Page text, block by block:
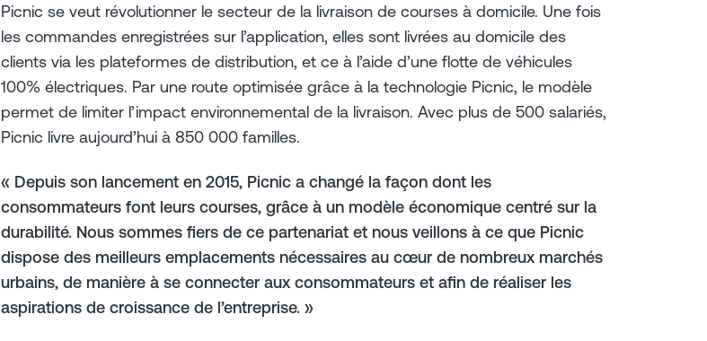
Picnic se veut révolutionner le secteur de la livraison de courses à domicile. Une fois
les commandes enregistrées sur l’application, elles sont livrées au domicile des
clients via les plateformes de distribution, et ce à l’aide d’une flotte de véhicules
100% électriques. Par une route optimisée grâce à la technologie Picnic, le modèle
permet de limiter l’impact environnemental de la livraison. Avec plus de 500 salariés,
Picnic livre aujourd’hui à 850 000 familles.
« Depuis son lancement en 2015, Picnic a changé la façon dont les
consommateurs font leurs courses, grâce à un modèle économique centré sur la
durabilité. Nous sommes fiers de ce partenariat et nous veillons à ce que Picnic
dispose des meilleurs emplacements nécessaires au cœur de nombreux marchés
urbains, de manière à se connecter aux consommateurs et afin de réaliser les
aspirations de croissance de l’entreprise. »